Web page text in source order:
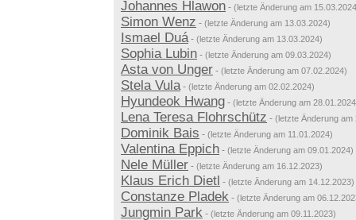
Johannes Hlawon - (letzte Änderung am
Simon Wenz - (letzte Änderung am 13.03.2024)
Ismael Duá- (letzte Änderung am 13.03.2024)
Sophia Lubin - (letzte Änderung am 09.03.2024)
Asta von Unger - (letzte Änderung am 07.02.2024)
Stela Vula- (letzte Änderung am 02.02.2024)
Hyundeok Hwang - (letzte Änderung am
Lena Teresa Flohrschütz - (letzte Änderung am
Dominik Bais - (letzte Änderung am 11.01.2024)
Valentina Eppich - (letzte Änderung am 09.01.2024)
Nele Müller - (letzte Änderung am 16.12.2023)
Klaus Erich Dietl - (letzte Änderung am 14.12.2023)
Constanze Pladek - (letzte Änderung am
Jungmin Park - (letzte Änderung am 09.11.2023)